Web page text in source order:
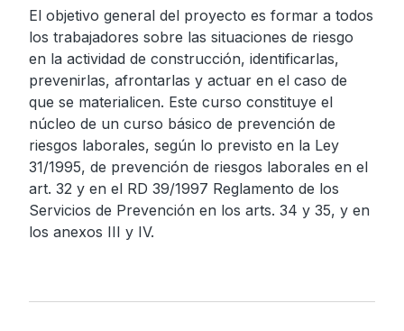
El objetivo general del proyecto es formar a todos
los trabajadores sobre las situaciones de riesgo
en la actividad de construcción, identificarlas,
prevenirlas, afrontarlas y actuar en el caso de
que se materialicen. Este curso constituye el
núcleo de un curso básico de prevención de
riesgos laborales, según lo previsto en la Ley
31/1995, de prevención de riesgos laborales en el
art. 32 y en el RD 39/1997 Reglamento de los
Servicios de Prevención en los arts. 34 y 35, y en
los anexos III y IV.